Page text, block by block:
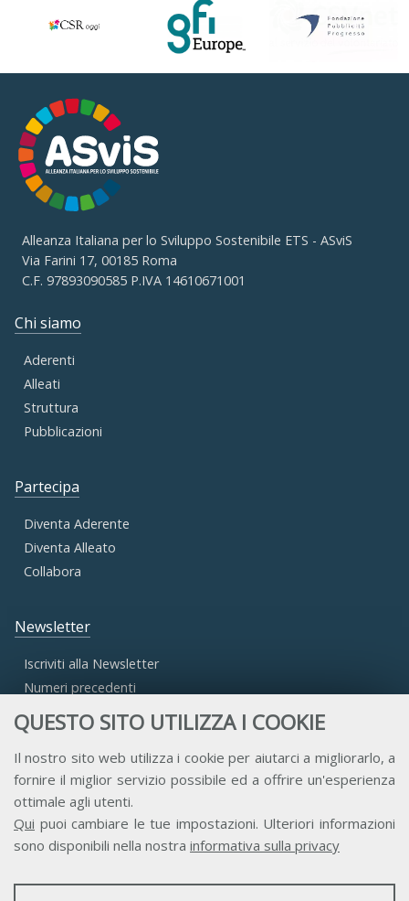
QUESTO SITO UTILIZZA I COOKIE
Il nostro sito web utilizza i cookie per aiutarci a migliorarlo, a
fornire il miglior servizio possibile ed a offrire un'esperienza
ottimale agli utenti.
Qui puoi cambiare le tue impostazioni. Ulteriori informazioni
sono disponibili nella nostra informativa sulla privacy
STATISTICHE
Alleanza Italiana per lo Sviluppo Sostenibile ETS - ASviS
Via Farini 17, 00185 Roma
C.F. 97893090585 P.IVA 14610671001
Chi siamo
Aderenti
Alleati
Struttura
Pubblicazioni
Partecipa
Diventa Aderente
Diventa Alleato
Collabora
Newsletter
Iscriviti alla Newsletter
Numeri precedenti
Accesso Aderenti
Accesso Consulta
Accesso Team